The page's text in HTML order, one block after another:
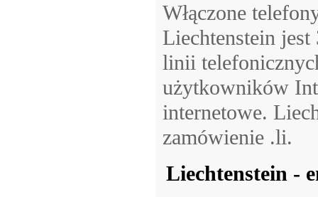
Włączone
Liechtenstein
linii
użytkowników
internetowe.
zamówienie .li.
Liechtenstein -